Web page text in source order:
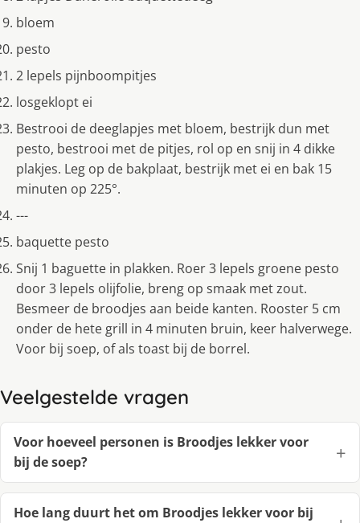
bloem
pesto
2 lepels pijnboompitjes
losgeklopt ei
Bestrooi de deeglapjes met bloem, bestrijk dun met
pesto, bestrooi met de pitjes, rol op en snij in 4 dikke
plakjes. Leg op de bakplaat, bestrijk met ei en bak 15
minuten op 225°.
---
baquette pesto
Snij 1 baguette in plakken. Roer 3 lepels groene pesto
door 3 lepels olijfolie, breng op smaak met zout.
Besmeer de broodjes aan beide kanten. Rooster 5 cm
onder de hete grill in 4 minuten bruin, keer halverwege.
Voor bij soep, of als toast bij de borrel.
Veelgestelde vragen
Voor hoeveel personen is Broodjes lekker voor
bij de soep?
Hoe lang duurt het om Broodjes lekker voor bij